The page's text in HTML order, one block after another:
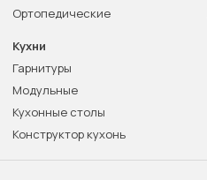
Ортопедические
Кухни
Гарнитуры
Модульные
Кухонные столы
Конструктор кухонь